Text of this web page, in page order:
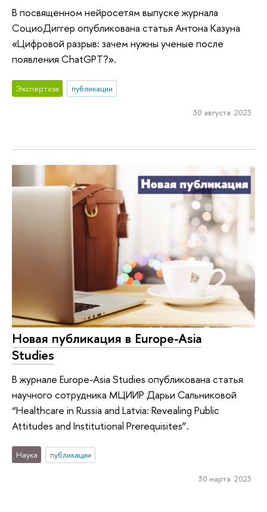
В посвященном нейросетям выпуске журнала
СоциоДиггер опубликована статья Антона Казуна
«Цифровой разрыв: зачем нужны ученые после
появления ChatGPT?».
Экспертиза публикации
30 августа 2023
Новая публикация в Europe-Asia
Studies
В журнале Europe-Asia Studies опубликована статья
научного сотрудника МЦИИР Дарьи Сальниковой
“Healthcare in Russia and Latvia: Revealing Public
Attitudes and Institutional Prerequisites”.
Наука публикации
30 марта 2023